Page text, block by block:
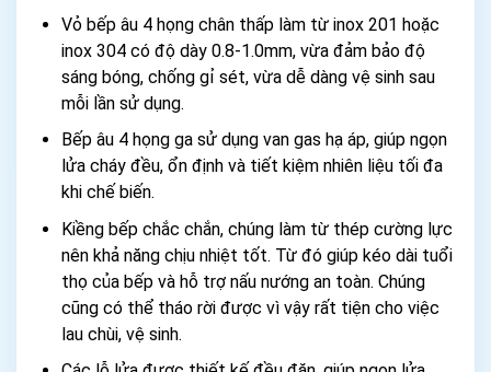
Vỏ bếp âu 4 họng chân thấp làm từ inox 201 hoặc
inox 304 có độ dày 0.8-1.0mm, vừa đảm bảo độ
sáng bóng, chống gỉ sét, vừa dễ dàng vệ sinh sau
mỗi lần sử dụng.
Bếp âu 4 họng ga sử dụng van gas hạ áp, giúp ngọn
lửa cháy đều, ổn định và tiết kiệm nhiên liệu tối đa
khi chế biến.
Kiềng bếp chắc chắn, chúng làm từ thép cường lực
nên khả năng chịu nhiệt tốt. Từ đó giúp kéo dài tuổi
thọ của bếp và hỗ trợ nấu nướng an toàn. Chúng
cũng có thể tháo rời được vì vậy rất tiện cho việc
lau chùi, vệ sinh.